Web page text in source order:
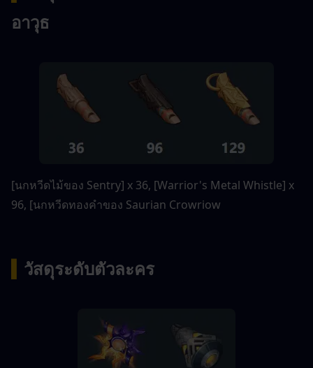
อาวุธ
[นกหวีดไม้ของ Sentry] x 36, [Warrior's Metal Whistle] x
96, [นกหวีดทองคำของ Saurian Crowriow
วัสดุระดับตัวละคร